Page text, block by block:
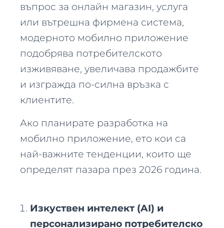
въпрос за онлайн магазин, услуга
или вътрешна фирмена система,
модерното мобилно приложение
подобрява потребителското
изживяване, увеличава продажбите
и изгражда по-силна връзка с
клиентите.
Ако планирате разработка на
мобилно приложение, ето кои са
най-важните тенденции, които ще
определят пазара през 2026 година.
Изкуствен интелект (AI) и
персонализирано потребителско